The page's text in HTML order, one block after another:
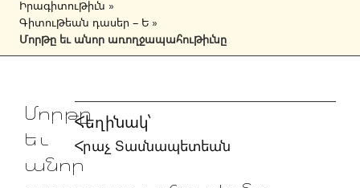
Իրագիտութիւն »
Գիտութեան դասեր – Ե »
Մորթը եւ անոր առողջապահութիւնը
Մորթը
եւ
անոր
Հեղինակ՝
Հրաչ Տասնապետեան